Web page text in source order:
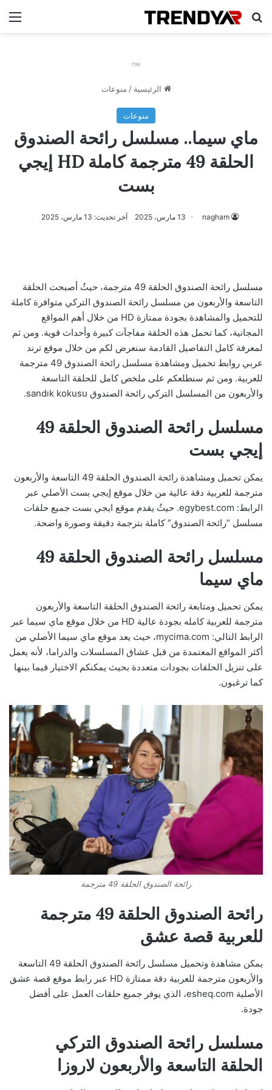
بحث عن
nw
الرئيسية / منوعات
منوعات
ماي سيما.. مسلسل رائحة الصندوق
الحلقة 49 مترجمة كاملة HD إيجي
بست
nagham 13 مارس، 2025 آخر تحديث: 13 مارس، 2025
مسلسل رائحة الصندوق الحلقة 49 مترجمة، حيثُ أصبحت الحلقة
التاسعة والأربعون من مسلسل رائحة الصندوق التركي متوافرة كاملة
للتحميل والمشاهدة بجودة ممتازة HD من خلال أهم المواقع
المجانية، كما تحمل هذه الحلقة مفاجآت كبيرة وأحداث قوية. ومن ثم
لمعرفة كامل التفاصيل القادمة سنعرض لكم من خلال موقع ترند
عربي روابط تحميل ومشاهدة مسلسل رائحة الصندوق 49 مترجمة
للعربية. ومن ثم سنطلعكم على ملخص كامل للحلقة التاسعة
والأربعون من المسلسل التركي رائحة الصندوق sandık kokusu.
مسلسل رائحة الصندوق الحلقة 49
إيجي بست
يمكن تحميل ومشاهدة رائحة الصندوق الحلقة 49 التاسعة والأربعون
مترجمة للعربية دقة عالية من خلال موقع إيجي بست الأصلي عبر
الرابط: egybest.com. حيثُ يقدم موقع ايجي بست جميع حلقات
مسلسل “رائحة الصندوق” كاملة بترجمة دقيقة وصورة واضحة.
مسلسل رائحة الصندوق الحلقة 49
ماي سيما
يمكن تحميل ومتابعة رائحة الصندوق الحلقة التاسعة والأربعون
مترجمة للعربية كامله بجودة عالية HD من خلال موقع ماي سيما عبر
الرابط التالي: mycima.com، حيث يعد موقع ماي سيما الأصلي من
أكثر المواقع المعتمدة من قبل عشاق المسلسلات والدراما، لأنه يعمل
على تنزيل الحلقات بجودات متعددة بحيث يمكنكم الاختيار فيما بينها
كما ترغبون.
رائحة الصندوق الحلقة 49 مترجمة
رائحة الصندوق الحلقة 49 مترجمة
للعربية قصة عشق
يمكن مشاهدة وتحميل مسلسل رائحة الصندوق الحلقة 49 التاسعة
والأربعون مترجمة للعربية دقة ممتازة HD عبر رابط موقع قصة عشق
الأصلية esheq.com، الذي يوفر جميع حلقات العمل على أفضل
جودة.
مسلسل رائحة الصندوق التركي
الحلقة التاسعة والأربعون لاروزا